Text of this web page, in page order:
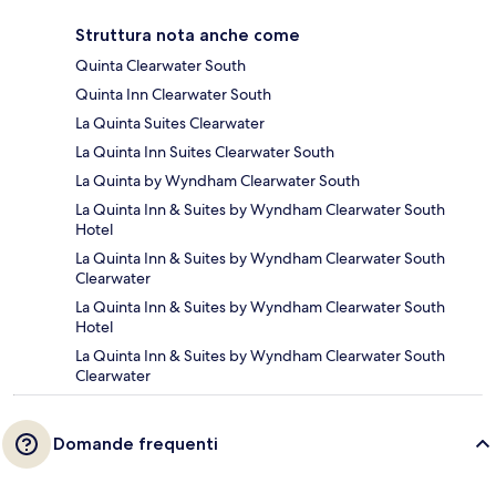
Struttura nota anche come
Quinta Clearwater South
Quinta Inn Clearwater South
La Quinta Suites Clearwater
La Quinta Inn Suites Clearwater South
La Quinta by Wyndham Clearwater South
La Quinta Inn & Suites by Wyndham Clearwater South
Hotel
La Quinta Inn & Suites by Wyndham Clearwater South
Clearwater
La Quinta Inn & Suites by Wyndham Clearwater South
Hotel
La Quinta Inn & Suites by Wyndham Clearwater South
Clearwater
Domande frequenti